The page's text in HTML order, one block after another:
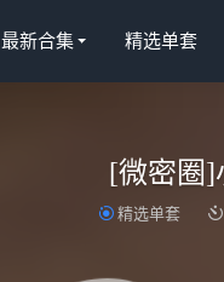
最新合集 精选单套
[微密圈]
精选单套